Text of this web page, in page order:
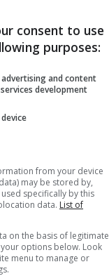
no-
Il studio è
Qui
Mayo
consent to use
purposes:
and content
development
from your device
may be stored by,
specifically by this
data. List of
on the basis of legitimate
options below. Look
menu to manage or